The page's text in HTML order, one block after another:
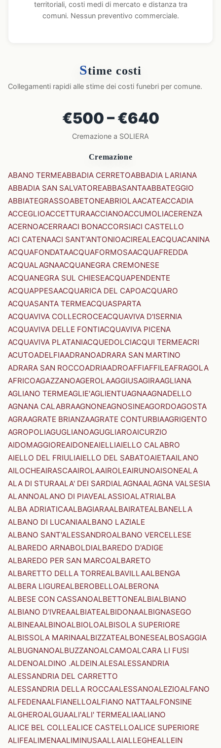
territoriali, costi medi di mercato e distanza tra
comuni. Nessun preventivo commerciale.
Stime costi
Collegamenti rapidi alle stime dei costi funebri per comune.
€500 – €640
Cremazione a SOLIERA
Cremazione
ABANO TERMEABBADIA CERRETOABBADIA LARIANA
ABBADIA SAN SALVATOREABBASANTAABBATEGGIO
ABBIATEGRASSOABETONEABRIOLAACATEACCADIA
ACCEGLIOACCETTURAACCIANOACCUMOLIACERENZA
ACERNOACERRAACI BONACCORSIACI CASTELLO
ACI CATENAACI SANT'ANTONIOACIREALEACQUACANINA
ACQUAFONDATAACQUAFORMOSAACQUAFREDDA
ACQUALAGNAACQUANEGRA CREMONESE
ACQUANEGRA SUL CHIESEACQUAPENDENTE
ACQUAPPESAACQUARICA DEL CAPOACQUARO
ACQUASANTA TERMEACQUASPARTA
ACQUAVIVA COLLECROCEACQUAVIVA D'ISERNIA
ACQUAVIVA DELLE FONTIACQUAVIVA PICENA
ACQUAVIVA PLATANIACQUEDOLCIACQUI TERMEACRI
ACUTOADELFIAADRANOADRARA SAN MARTINO
ADRARA SAN ROCCOADRIAADROAFFIAFFILEAFRAGOLA
AFRICOAGAZZANOAGEROLAAGGIUSAGIRAAGLIANA
AGLIANO TERMEAGLIE'AGLIENTUAGNAAGNADELLO
AGNANA CALABRAAGNONEAGNOSINEAGORDOAGOSTA
AGRAAGRATE BRIANZAAGRATE CONTURBIAAGRIGENTO
AGROPOLIAGUGLIANOAGUGLIAROAICURZIO
AIDOMAGGIOREAIDONEAIELLIAIELLO CALABRO
AIELLO DEL FRIULIAIELLO DEL SABATOAIETAAILANO
AILOCHEAIRASCAAIROLAAIROLEAIRUNOAISONEALA
ALA DI STURAALA' DEI SARDIALAGNAALAGNA VALSESIA
ALANNOALANO DI PIAVEALASSIOALATRIALBA
ALBA ADRIATICAALBAGIARAALBAIRATEALBANELLA
ALBANO DI LUCANIAALBANO LAZIALE
ALBANO SANT'ALESSANDROALBANO VERCELLESE
ALBAREDO ARNABOLDIALBAREDO D'ADIGE
ALBAREDO PER SAN MARCOALBARETO
ALBARETTO DELLA TORREALBAVILLAALBENGA
ALBERA LIGUREALBEROBELLOALBERONA
ALBESE CON CASSANOALBETTONEALBIALBIANO
ALBIANO D'IVREAALBIATEALBIDONAALBIGNASEGO
ALBINEAALBINOALBIOLOALBISOLA SUPERIORE
ALBISSOLA MARINAALBIZZATEALBONESEALBOSAGGIA
ALBUGNANOALBUZZANOALCAMOALCARA LI FUSI
ALDENOALDINO .ALDEIN.ALESALESSANDRIA
ALESSANDRIA DEL CARRETTO
ALESSANDRIA DELLA ROCCAALESSANOALEZIOALFANO
ALFEDENAALFIANELLOALFIANO NATTAALFONSINE
ALGHEROALGUAALI'ALI' TERMEALIAALIANO
ALICE BEL COLLEALICE CASTELLOALICE SUPERIORE
ALIFEALIMENAALIMINUSAALLAIALLEGHEALLEIN